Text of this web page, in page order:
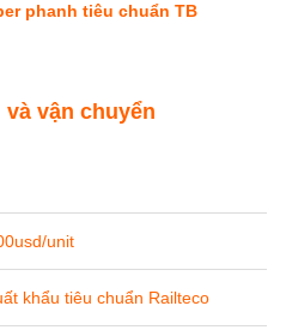
phanh tiêu chuẩn TB
vận chuyển
unit
khẩu tiêu chuẩn Railteco